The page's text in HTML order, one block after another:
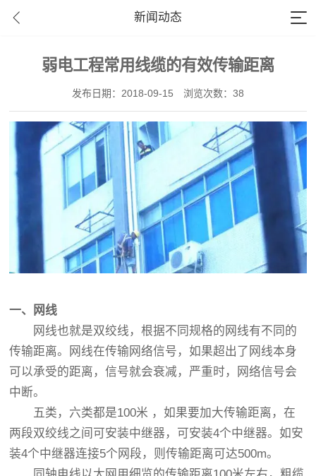
新闻动态
弱电工程常用线缆的有效传输距离
发布日期：2018-09-15 浏览次数：38
一、网线
网线也就是双绞线，根据不同规格的网线有不同的
传输距离。网线在传输网络信号，如果超出了网线本身
可以承受的距离，信号就会衰减，严重时，网络信号会
中断。
五类，六类都是100米 ，如果要加大传输距离，在
两段双绞线之间可安装中继器，可安装4个中继器。如安
装4个中继器连接5个网段，则传输距离可达500m。